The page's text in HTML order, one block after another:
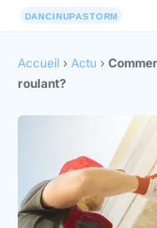
Accueil › Actu ›
roulant?